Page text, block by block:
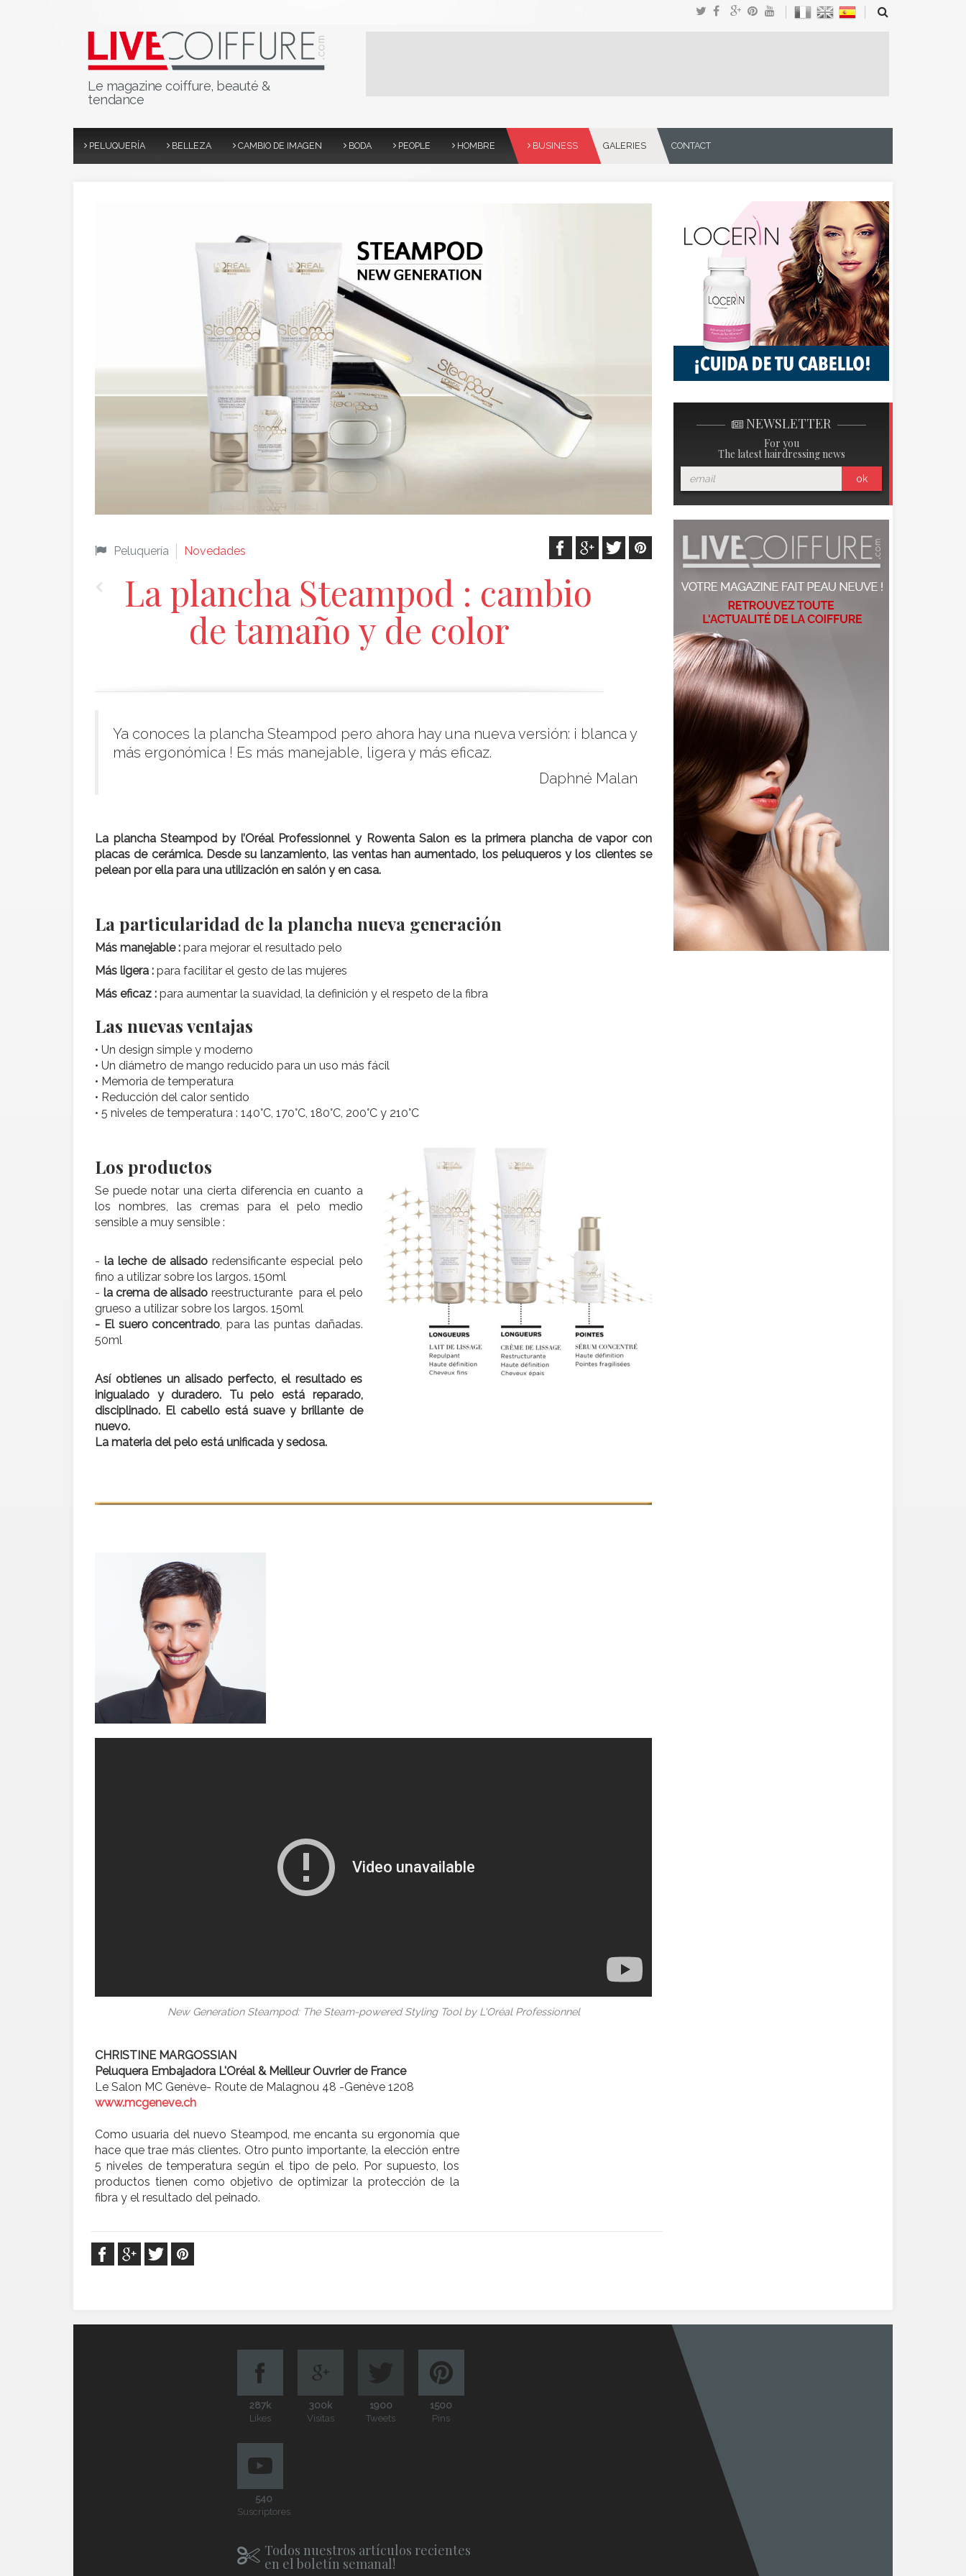
Le magazine coiffure, beauté &
tendance
PELUQUERÍA BELLEZA CAMBIO DE IMAGEN BODA PEOPLE HOMBRE BUSINESS GALERIES CONTACT
Peluquería Novedades
La plancha Steampod : cambio
de tamaño y de color
Ya conoces la plancha Steampod pero ahora hay una nueva versión: ¡ blanca y
más ergonómica ! Es más manejable, ligera y más eficaz.
Daphné Malan
La plancha Steampod by l’Oréal Professionnel y Rowenta Salon es la primera plancha de vapor con
placas de cerámica. Desde su lanzamiento, las ventas han aumentado, los peluqueros y los clientes se
pelean por ella para una utilización en salón y en casa.
La particularidad de la plancha nueva generación
Más manejable : para mejorar el resultado pelo
Más ligera : para facilitar el gesto de las mujeres
Más eficaz : para aumentar la suavidad, la definición y el respeto de la fibra
Las nuevas ventajas
• Un design simple y moderno
• Un diámetro de mango reducido para un uso más fácil
• Memoria de temperatura
• Reducción del calor sentido
• 5 niveles de temperatura : 140°C, 170°C, 180°C, 200°C y 210°C
Los productos
Se puede notar una cierta diferencia en cuanto a
los nombres, las cremas para el pelo medio
sensible a muy sensible :
- la leche de alisadoredensificante especial pelo
fino a utilizar sobre los largos. 150ml
- la crema de alisadoreestructurante para el pelo
grueso a utilizar sobre los largos. 150ml
- El suero concentrado , para las puntas dañadas.
50ml
Así obtienes un alisado perfecto, el resultado es
inigualado y duradero. Tu pelo está reparado,
disciplinado. El cabello está suave y brillante de
nuevo.
La materia del pelo está unificada y sedosa.
New Generation Steampod: The Steam-powered Styling Tool by L'Oréal Professionnel
CHRISTINE MARGOSSIAN
Peluquera Embajadora L'Oréal & Meilleur Ouvrier de France
Le Salon MC Genève- Route de Malagnou 48 -Genève 1208
www.mcgeneve.ch
Como usuaria del nuevo Steampod, me encanta su ergonomía que
hace que trae más clientes. Otro punto importante, la elección entre
5 niveles de temperatura según el tipo de pelo. Por supuesto, los
productos tienen como objetivo de optimizar la protección de la
fibra y el resultado del peinado.
NEWSLETTER
For you
The latest hairdressing news
ok
287k
Likes
300k
Visitas
1900
Tweets
1500
Pins
540
Suscriptores
Todos nuestros artículos recientes
en el boletín semanal!